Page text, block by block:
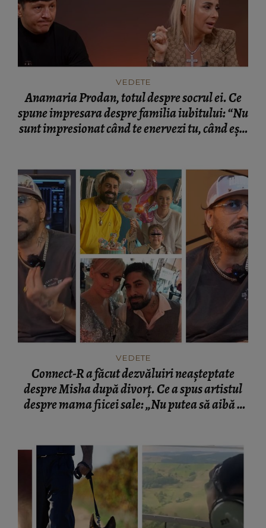
VEDETE
Anamaria Prodan, totul despre socrul ei. Ce
spune impresara despre familia iubitului: “Nu
sunt impresionat când te enervezi tu, când ești
VEDETE
Connect-R a făcut dezvăluiri neașteptate
despre Misha după divorț. Ce a spus artistul
despre mama fiicei sale: „Nu putea să aibă o